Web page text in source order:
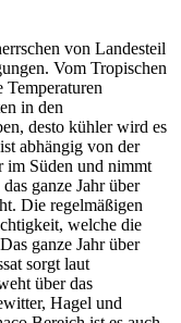
von Landesteil
Vom Tropischen
in den
desto kühler wird es
abhängig von der
im Süden und nimmt
ganze Jahr über
Die regelmäßigen
welche die
ganze Jahr über
sorgt laut
über das
Hagel und